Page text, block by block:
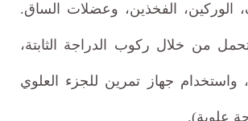
الوركين، الفخذين، وعضلات الساق.
من خلال ركوب الدراجة الثابتة،
واستخدام جهاز تمرين للجزء العلوي
علوية).